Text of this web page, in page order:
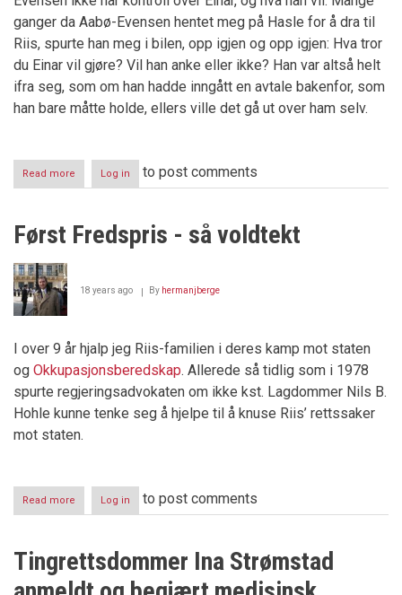
ganger da Aabø-Evensen hentet meg på Hasle for å dra til
Riis, spurte han meg i bilen, opp igjen og opp igjen: Hva tror
du Einar vil gjøre? Vil han anke eller ikke? Han var altså helt
ifra seg, som om han hadde inngått en avtale bakenfor, som
han bare måtte holde, ellers ville det gå ut over ham selv.
Read more about
Luxembourg
2007
Log in to post comments
Først Fredspris - så voldtekt
18 years ago By hermanjberge
I over 9 år hjalp jeg Riis-familien i deres kamp mot staten
og Okkupasjonsberedskap. Allerede så tidlig som i 1978
spurte regjeringsadvokaten om ikke kst. Lagdommer Nils B.
Hohle kunne tenke seg å hjelpe til å knuse Riis’ rettssaker
mot staten.
Read more
Først
så
Log in to post comments
Tingrettsdommer Ina Strømstad